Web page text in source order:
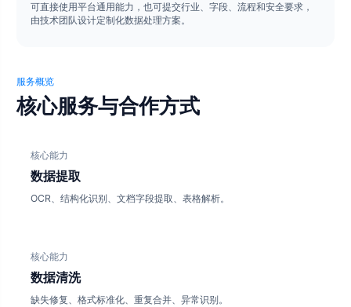
可直接使用平台通用能力，也可提交行业、字段、流程和安全要求，
由技术团队设计定制化数据处理方案。
服务概览
核心服务与合作方式
核心能力
数据提取
OCR、结构化识别、文档字段提取、表格解析。
核心能力
数据清洗
缺失修复、格式标准化、重复合并、异常识别。